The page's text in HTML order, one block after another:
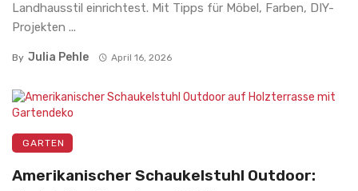
Landhausstil einrichtest. Mit Tipps für Möbel, Farben, DIY-
Projekten ...
By Julia Pehle April 16, 2026
GARTEN
Amerikanischer Schaukelstuhl Outdoor: